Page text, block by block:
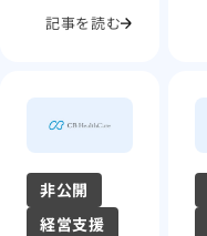
記事を読む
非公開
経営支援